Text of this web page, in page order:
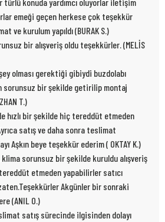
emeği geçen herkese çok teşekkür
ve kurulum yapıldı (BURAK S.)
bir alışveriş oldu teşekkürler. (MELİS
olması gerektiği gibiydi buzdolabı
bir şekilde getirilip montaj
T.)
hızlı bir şekilde hiç tereddüt etmeden
satış ve daha sonra teslimat
Aşkın beye teşekkür ederim ( OKTAY K.)
klima sorunsuz bir şekilde kuruldu alışveriş
etmeden yapabilirler satıcı
Akgünler bir sonraki
(ANIL O.)
satış sürecinde ilgisinden dolayı